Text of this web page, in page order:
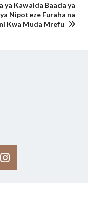
Kawaida Baada ya
Nipoteze Furaha na
Kwa Muda Mrefu